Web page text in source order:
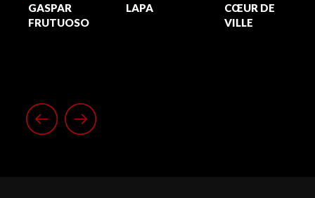
GASPAR
FRUTUOSO
LAPA
CŒUR DE
VILLE